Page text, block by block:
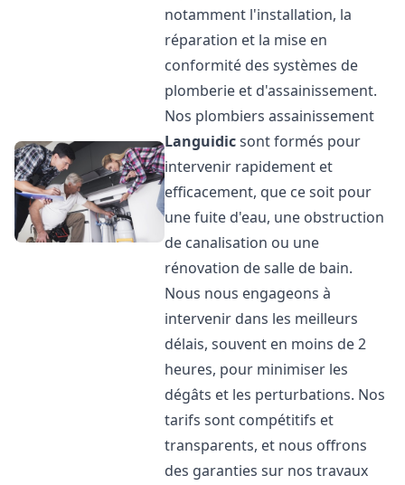
notamment l'installation, la
réparation et la mise en
conformité des systèmes de
plomberie et d'assainissement.
Nos plombiers assainissement
Languidicsont formés pour
intervenir rapidement et
efficacement, que ce soit pour
une fuite d'eau, une obstruction
de canalisation ou une
rénovation de salle de bain.
Nous nous engageons à
intervenir dans les meilleurs
délais, souvent en moins de 2
heures, pour minimiser les
dégâts et les perturbations. Nos
tarifs sont compétitifs et
transparents, et nous offrons
des garanties sur nos travaux